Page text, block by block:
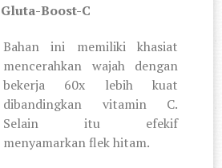
Gluta-Boost-C
Bahan ini memiliki khasiat
mencerahkan wajah dengan
bekerja 60x lebih kuat
dibandingkan vitamin C.
Selain itu efekif
menyamarkan flek hitam.